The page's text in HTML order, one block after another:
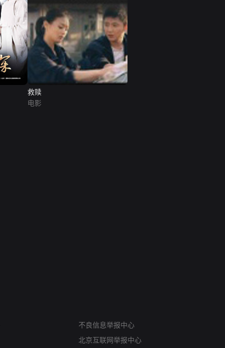
救赎
电影
不良信息举报中心
北京互联网举报中心
亚运会举报专区